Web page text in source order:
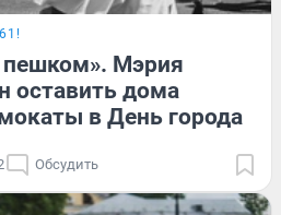
пешком». Мэрия
оставить дома
в День города
Обсудить